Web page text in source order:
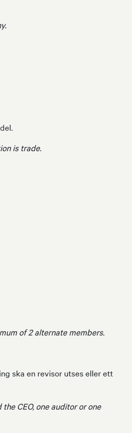
is trade.
of 2 alternate members.
ska en revisor utses eller ett
CEO, one auditor or one